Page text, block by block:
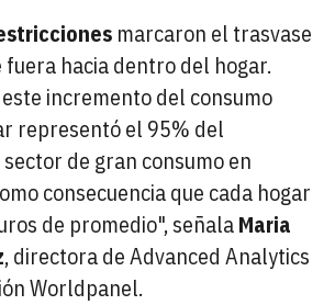
marcaron el trasvase
fuera hacia dentro del hogar.
incremento del consumo
representó el 95% del
de gran consumo en
consecuencia que cada hogar
de promedio", señalaMaria
, directora de Advanced Analytics
Worldpanel.